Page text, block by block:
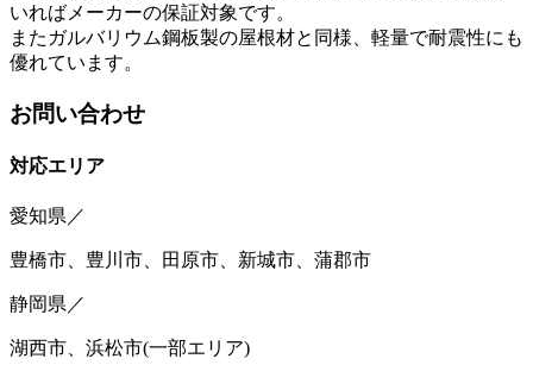
いればメーカーの保証対象です。
またガルバリウム鋼板製の屋根材と同様、軽量で耐震性にも
優れています。
お問い合わせ
対応エリア
愛知県／
豊橋市、豊川市、田原市、新城市、蒲郡市
静岡県／
湖西市、浜松市(一部エリア)